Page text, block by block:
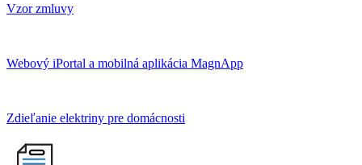
Vzor zmluvy
Webový iPortal a mobilná aplikácia MagnApp
Zdieľanie elektriny pre domácnosti